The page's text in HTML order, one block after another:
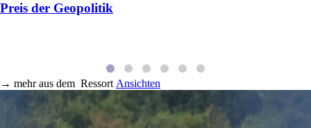
Preis der Geopolitik
→ mehr aus dem Ressort Ansichten